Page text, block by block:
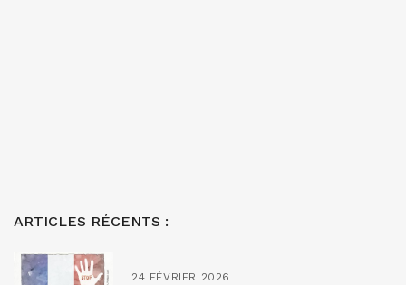
ARTICLES RÉCENTS :
24 FÉVRIER 2026